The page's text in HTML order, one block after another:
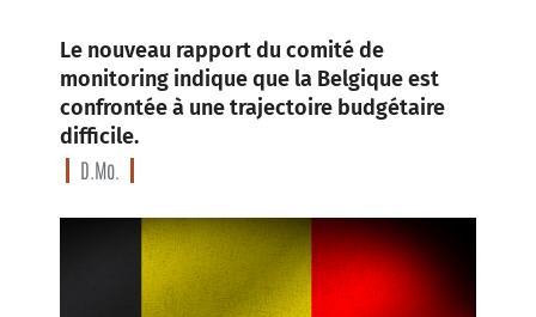
Le nouveau rapport du comité de
monitoring indique que la Belgique est
confrontée à une trajectoire budgétaire
difficile.
D.Mo.